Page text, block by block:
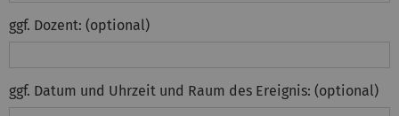
ggf. Dozent: (optional)
ggf. Datum und Uhrzeit und Raum des Ereignis: (optional)